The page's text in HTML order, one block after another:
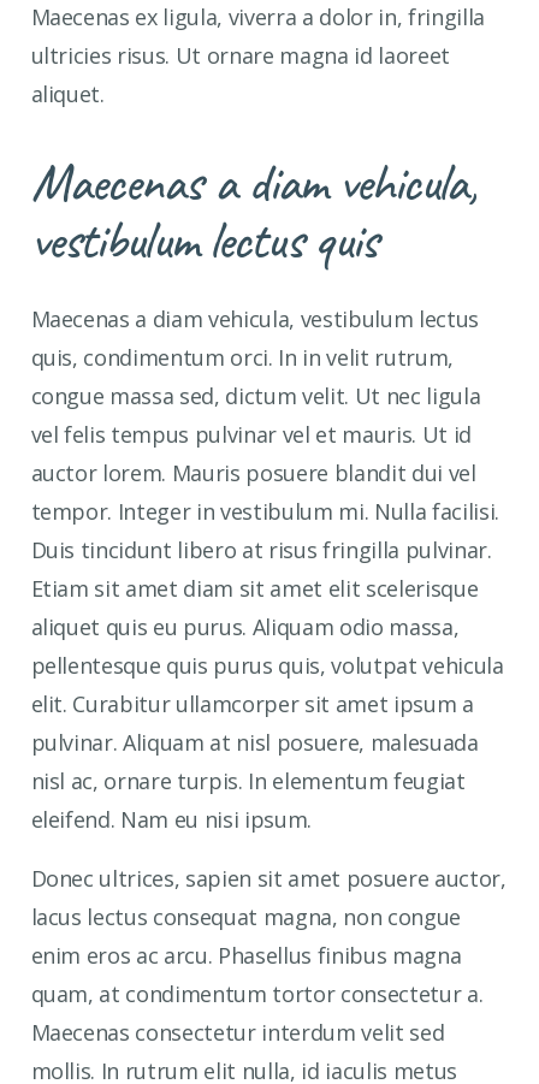
Maecenas ex ligula, viverra a dolor in, fringilla
ultricies risus. Ut ornare magna id laoreet
aliquet.
Maecenas a diam vehicula,
vestibulum lectus quis
Maecenas a diam vehicula, vestibulum lectus
quis, condimentum orci. In in velit rutrum,
congue massa sed, dictum velit. Ut nec ligula
vel felis tempus pulvinar vel et mauris. Ut id
auctor lorem. Mauris posuere blandit dui vel
tempor. Integer in vestibulum mi. Nulla facilisi.
Duis tincidunt libero at risus fringilla pulvinar.
Etiam sit amet diam sit amet elit scelerisque
aliquet quis eu purus. Aliquam odio massa,
pellentesque quis purus quis, volutpat vehicula
elit. Curabitur ullamcorper sit amet ipsum a
pulvinar. Aliquam at nisl posuere, malesuada
nisl ac, ornare turpis. In elementum feugiat
eleifend. Nam eu nisi ipsum.
Donec ultrices, sapien sit amet posuere auctor,
lacus lectus consequat magna, non congue
enim eros ac arcu. Phasellus finibus magna
quam, at condimentum tortor consectetur a.
Maecenas consectetur interdum velit sed
mollis. In rutrum elit nulla, id iaculis metus